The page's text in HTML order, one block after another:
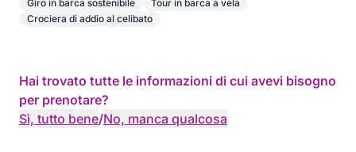
Giro in barca sostenibile
Tour in barca a vela
Crociera di addio al celibato
Hai trovato tutte le informazioni di cui avevi bisogno
per prenotare?
Sì, tutto bene/No, manca qualcosa